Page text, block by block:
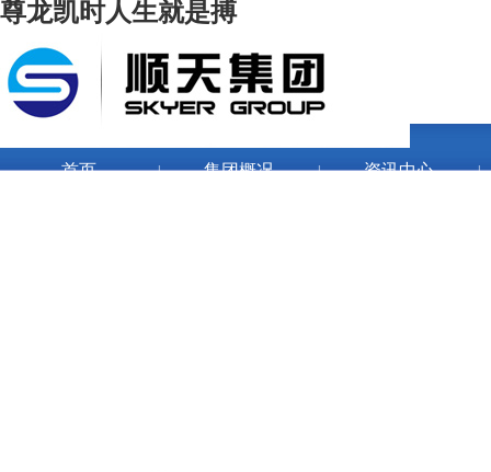
尊龙凯时人生就是搏
首页 | 集团概况 | 资讯中心 |